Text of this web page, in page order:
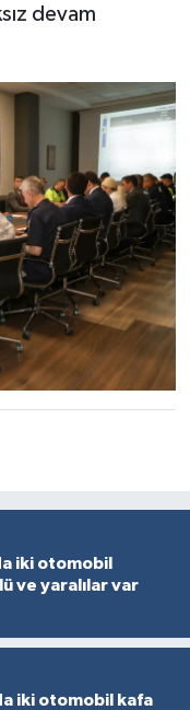
devam
iki otomobil
ve yaralılar var
iki otomobil kafa